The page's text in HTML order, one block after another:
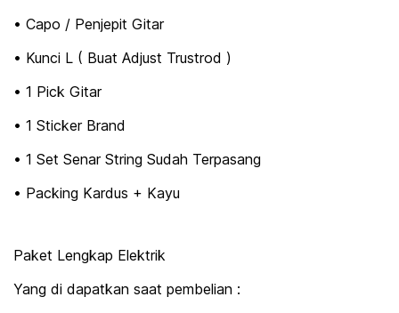
• Capo / Penjepit Gitar
• Kunci L ( Buat Adjust Trustrod )
• 1 Pick Gitar
• 1 Sticker Brand
• 1 Set Senar String Sudah Terpasang
• Packing Kardus + Kayu
Paket Lengkap Elektrik
Yang di dapatkan saat pembelian :